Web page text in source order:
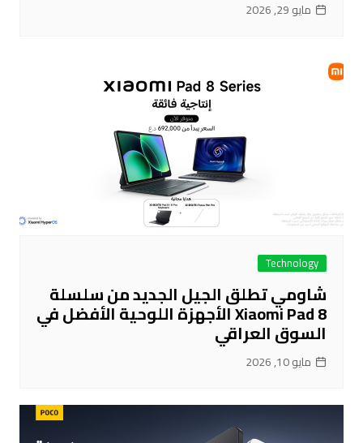
مايو 29, 2026
Technology
شاومي تطلق الجيل الجديد من سلسلة
Xiaomi Pad 8 الأجهزة اللوحية الأفضل في
السوق العراقي
مايو 10, 2026